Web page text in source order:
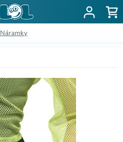
Náramky